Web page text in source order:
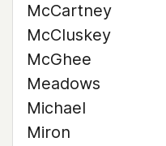
McCartney
McCluskey
McGhee
Meadows
Michael
Miron